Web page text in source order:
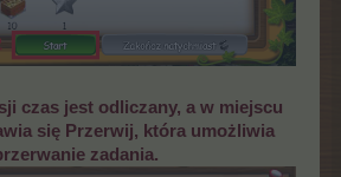
czas jest odliczany, a w miejscu
się Przerwij, która umożliwia
zadania.